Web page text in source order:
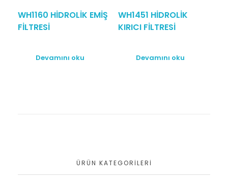
WH1160 HİDROLİK EMİŞ
FİLTRESİ
Devamını oku
WH1451 HİDROLİK
KIRICI FİLTRESİ
Devamını oku
ÜRÜN KATEGORILERI